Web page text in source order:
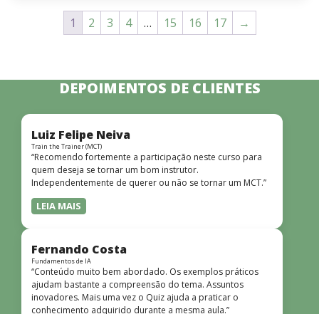
1 2 3 4 … 15 16 17 →
DEPOIMENTOS DE CLIENTES
Luiz Felipe Neiva
Train the Trainer (MCT)
“Recomendo fortemente a participação neste curso para
quem deseja se tornar um bom instrutor.
Independentemente de querer ou não se tornar um MCT.”
LEIA MAIS
Fernando Costa
Fundamentos de IA
“Conteúdo muito bem abordado. Os exemplos práticos
ajudam bastante a compreensão do tema. Assuntos
inovadores. Mais uma vez o Quiz ajuda a praticar o
conhecimento adquirido durante a mesma aula.”